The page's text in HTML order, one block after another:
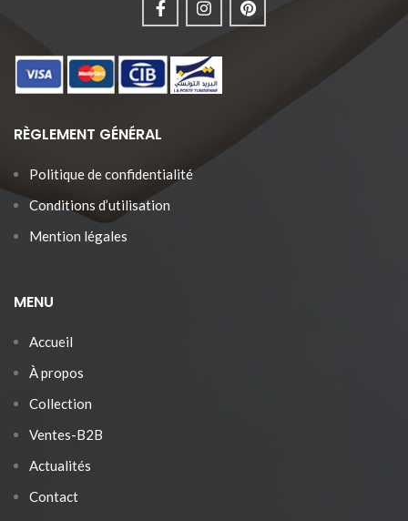
RÈGLEMENT GÉNÉRAL
Politique de confidentialité
Conditions d’utilisation
Mention légales
MENU
Accueil
À propos
Collection
Ventes-B2B
Actualités
Contact